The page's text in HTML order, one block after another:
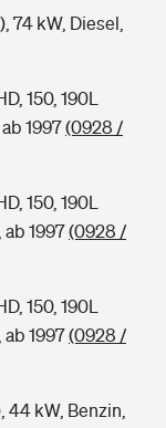
74 kW, Diesel,
150, 190L
1997(0928 /
150, 190L
1997(0928 /
150, 190L
1997(0928 /
44 kW, Benzin,